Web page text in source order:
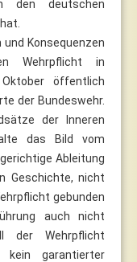
den deutschen
Konsequenzen
Wehrpflicht in
öffentlich
der Bundeswehr.
der Inneren
das Bild vom
Ableitung
Geschichte, nicht
gebunden
auch nicht
der Wehrpflicht
garantierter